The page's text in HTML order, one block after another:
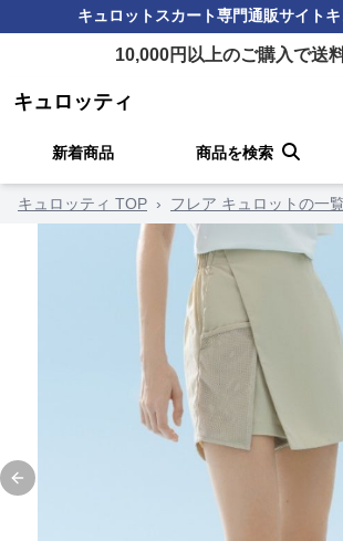
キュロットスカート専門通販サイト
10,000円以上のご購入で送
キュロッティ
新着商品 商品を検索
キュロッティ TOP › フレア キュロットの一覧
Previous slide